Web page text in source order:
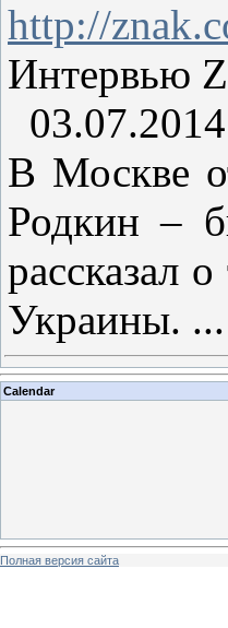
http://
Интервью
В Москве
Родкин –
рассказал
Украины. ...
Calendar
Полная версия сайта